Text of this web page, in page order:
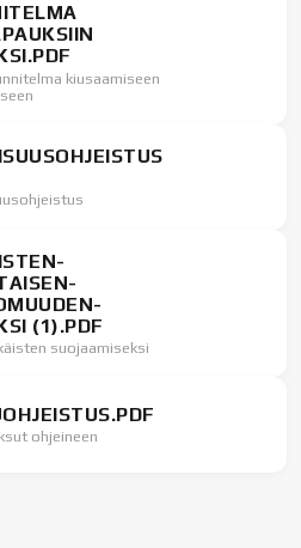
kiusaamiseen
(1).PDF
suojaamiseksi
ohjeineen